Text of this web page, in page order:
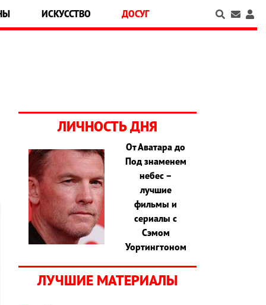
ИСКУССТВО ДОСУГ
ЛИЧНОСТЬ ДНЯ
От Аватара до
Под знаменем
небес –
лучшие
фильмы и
сериалы с
Сэмом
Уортингтоном
ЛУЧШИЕ МАТЕРИАЛЫ